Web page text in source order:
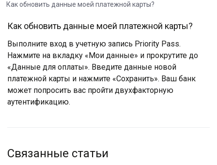
Как обновить данные моей платежной карты?
Как обновить данные моей платежной карты?
Выполните вход в учетную запись Priority Pass.
Нажмите на вкладку «Мои данные» и прокрутите до
«Данные для оплаты». Введите данные новой
платежной карты и нажмите «Сохранить». Ваш банк
может попросить вас пройти двухфакторную
аутентификацию.
Связанные статьи